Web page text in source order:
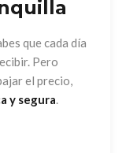
que cada día
Pero
el precio,
y segura.